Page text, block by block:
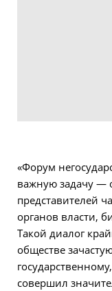
«Форум
важную задачу —
представителей
органов власти,
Такой диалог
обществе
совершил